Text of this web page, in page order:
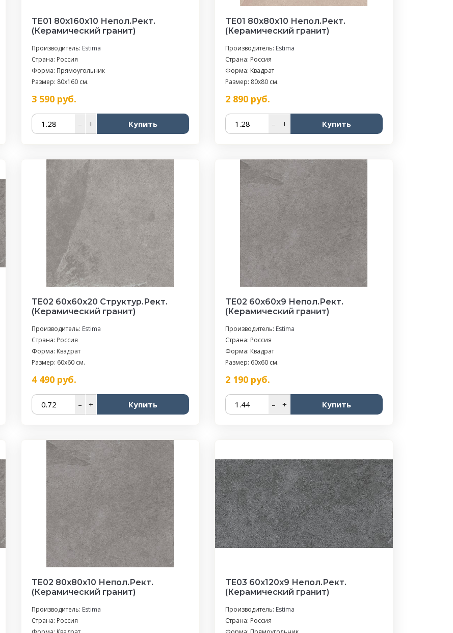
TE01 80x160x10 Непол.Рект.
(Керамический гранит)
Производитель: Estima
Страна: Россия
Форма: Прямоугольник
Размер: 80x160 см.
3 590руб.
– + Купить
TE01 80x80x10 Непол.Рект.
(Керамический гранит)
Производитель: Estima
Страна: Россия
Форма: Квадрат
Размер: 80x80 см.
2 890руб.
– + Купить
TE02 60x60x20 Структур.Рект.
(Керамический гранит)
Производитель: Estima
Страна: Россия
Форма: Квадрат
Размер: 60x60 см.
4 490руб.
– + Купить
TE02 60x60x9 Непол.Рект.
(Керамический гранит)
Производитель: Estima
Страна: Россия
Форма: Квадрат
Размер: 60x60 см.
2 190руб.
– + Купить
TE02 80x80x10 Непол.Рект.
(Керамический гранит)
Производитель: Estima
Страна: Россия
TE03 60x120x9 Непол.Рект.
(Керамический гранит)
Производитель: Estima
Страна: Россия